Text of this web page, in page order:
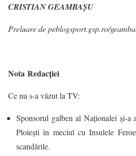
CRISTIAN GEAMBAŞU
Preluare de peblogsport.gsp.ro/
Nota Redacției
Ce nu s-a văzut la TV:
Sponsorul galben al Naționalei și-a
Ploiești în meciul cu Insulele
scandările.